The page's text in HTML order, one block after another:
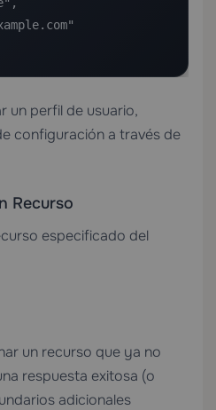
un perfil de usuario,
configuración a través de
Recurso
especificado del
un recurso que ya no
respuesta exitosa (o
adicionales